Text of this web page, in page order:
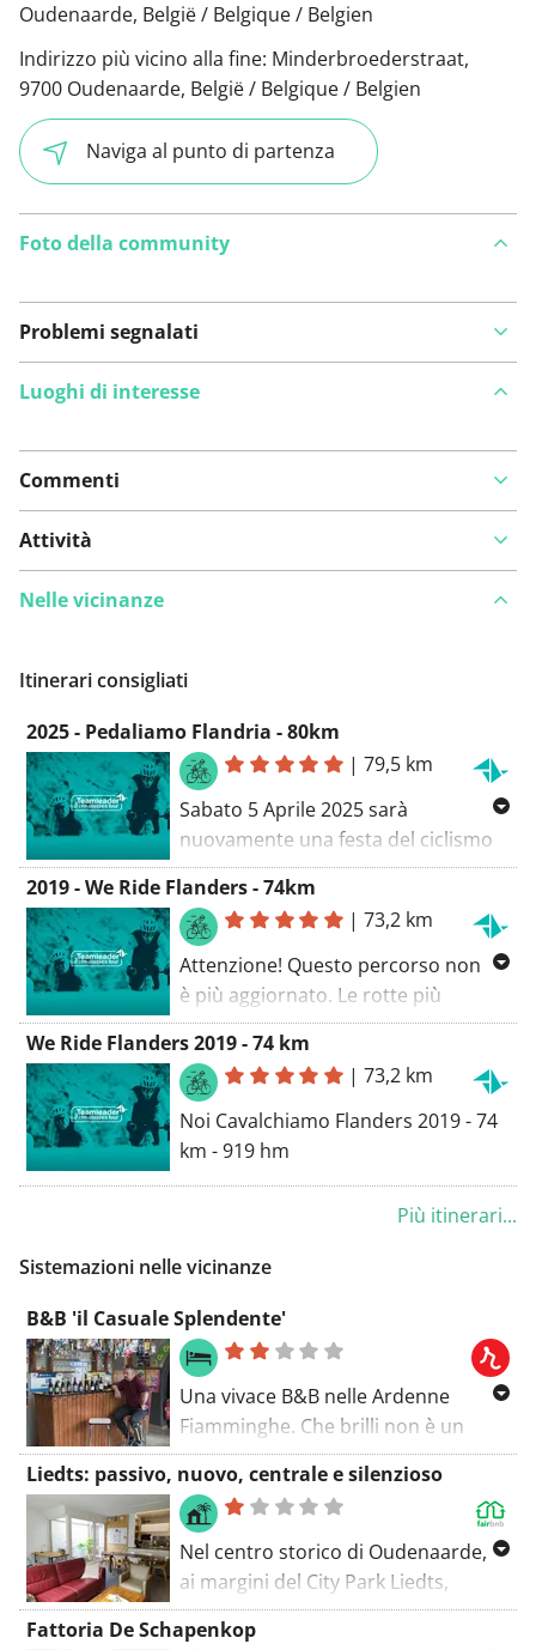
Oudenaarde, België / Belgique / Belgien
Indirizzo più vicino alla fine: Minderbroederstraat,
9700 Oudenaarde, België / Belgique / Belgien
Naviga al punto di partenza
Foto della community
Problemi segnalati
Visualizza sulla mappa
Hai notato qualcosa su questo itinerario?
Aggiungere
Luoghi di interesse
Commenti
Attività
Nelle vicinanze
Itinerari consigliati
2025 - Pedaliamo Flandria - 80km
|79,5 km
Sabato 5 Aprile 2025 sarà
nuovamente una festa del ciclismo
da aspettare, perché in quel giorno,
un giorno prima dei professionisti,
potrai percorrere il tuo Giro.
Soffrire sulle leggendarie salite,
“dokkeren” attraverso le famose
strade di ciottoli e godere di
un’atmosfera senza precedenti
lungo il percorso e al traguardo
durante “We Ride Flanders.”
I 229 km partono da Bruges e
finiscono a Oudenaarde. Tutte le
altre distanze (80km - 128km -
Oudenaarde.
2019 - We Ride Flanders - 74km
|73,2 km
Attenzione! Questo percorso non
è più aggiornato. Le rotte più
aggiornate le trovi su
www.teamleadercrmclassicstour.be
We Ride Flanders 2019 - 74 km
|73,2 km
Noi Cavalchiamo Flanders 2019 - 74
km - 919 hm
Più itinerari...
Sistemazioni nelle vicinanze
B&B 'il Casuale Splendente'
Una vivace B&B nelle Ardenne
Fiamminghe. Che brilli non è un
caso: il pacchetto 'Bierpassie' è
ampio, le camere degli ospiti hanno
nomi sonori come Goudenband,
Adriaen Brouwer, Steen-uilke e
Pater Lieven e i proprietari hanno
recentemente aperto un caffè
popolare con birre locali.
Liedts: passivo, nuovo, centrale e silenzioso
Nel centro storico di Oudenaarde,
ai margini del City Park Liedts,
abbiamo costruito nel 2018 questa
casa ecologica, in una strada senza
Fattoria De Schapenkop